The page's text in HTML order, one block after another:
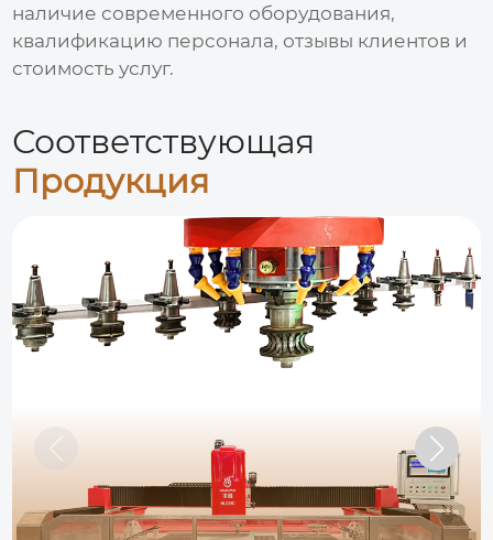
наличие современного оборудования,
квалификацию персонала, отзывы клиентов и
стоимость услуг.
Соответствующая
Продукция